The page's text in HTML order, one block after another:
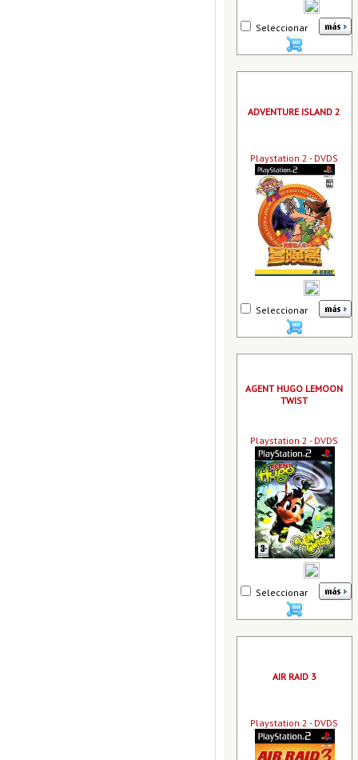
Seleccionar
ADVENTURE ISLAND 2
Playstation 2 - DVDS
Seleccionar
AGENT HUGO LEMOON
TWIST
Playstation 2 - DVDS
Seleccionar
AIR RAID 3
Playstation 2 - DVDS